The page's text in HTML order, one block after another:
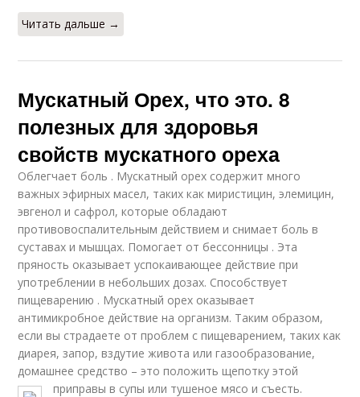
Читать дальше →
Мускатный Орех, что это. 8
полезных для здоровья
свойств мускатного ореха
Облегчает боль . Мускатный орех содержит много
важных эфирных масел, таких как миристицин, элемицин,
эвгенол и сафрол, которые обладают
противовоспалительным действием и снимает боль в
суставах и мышцах. Помогает от бессонницы . Эта
пряность оказывает успокаивающее действие при
употреблении в небольших дозах. Способствует
пищеварению . Мускатный орех оказывает
антимикробное действие на организм. Таким образом,
если вы страдаете от проблем с пищеварением, таких как
диарея, запор, вздутие живота или газообразование,
домашнее средство – это положить щепотку этой
приправы в супы или тушеное мясо и съесть.